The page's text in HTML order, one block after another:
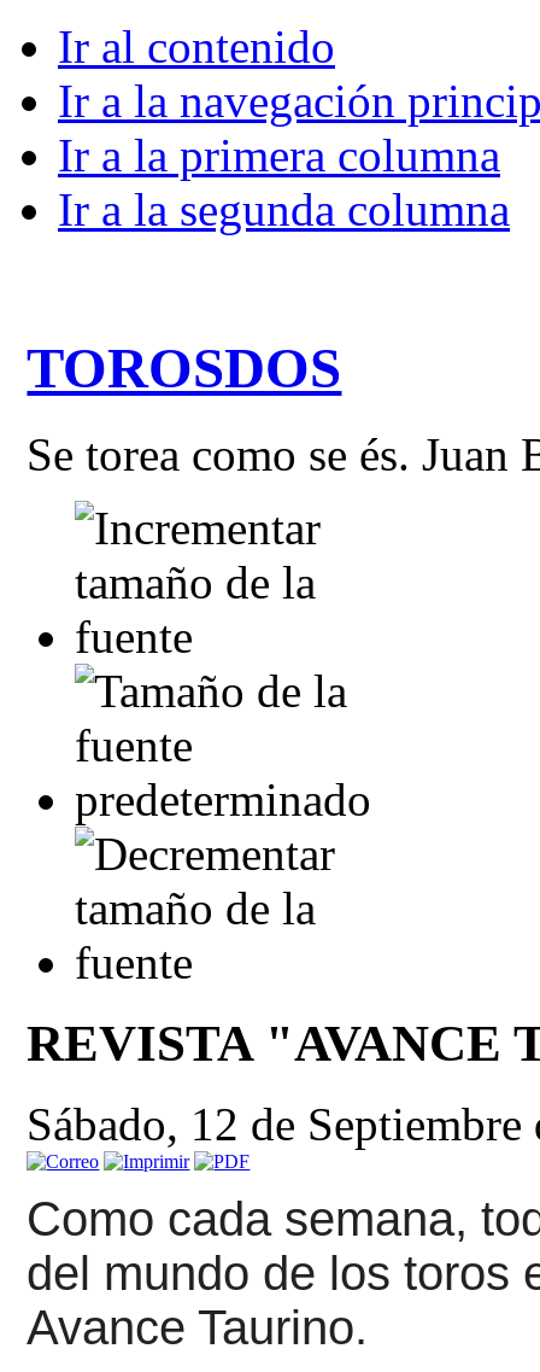
Ir al contenido
Ir a la navegación
Ir a la primera columna
Ir a la segunda columna
TOROSDOS
Se torea como se és. Juan
REVISTA "AVANCE
Sábado, 12 de
Como cada semana,
del mundo de los toros
Avance Taurino.